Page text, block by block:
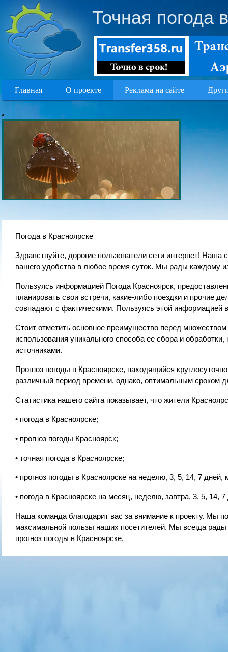
Точная погода
Главная О проекте Реклама на сайте
Погода в Красноярске
Здравствуйте, дорогие пользователи сети интернет!
вашего удобства в любое время суток. Мы рады каждому
Пользуясь информацией Погода Красноярск,
планировать свои встречи, какие-либо поездки и прочие
совпадают с фактическими. Пользуясь этой информацией
Стоит отметить основное преимущество перед
использования уникального способа ее сбора и
источниками.
Прогноз погоды в Красноярске, находящийся
различный период времени, однако, оптимальным сроком
Статистика нашего сайта показывает, что жители
• погода в Красноярске;
• прогноз погоды Красноярск;
• точная погода в Красноярске;
• прогноз погоды в Красноярске на неделю, 3, 5, 14, 7 дней,
• погода в Красноярске на месяц, неделю, завтра, 3, 5, 14,
Наша команда благодарит вас за внимание к проекту.
максимальной пользы наших посетителей. Мы всегда
прогноз погоды в Красноярске.